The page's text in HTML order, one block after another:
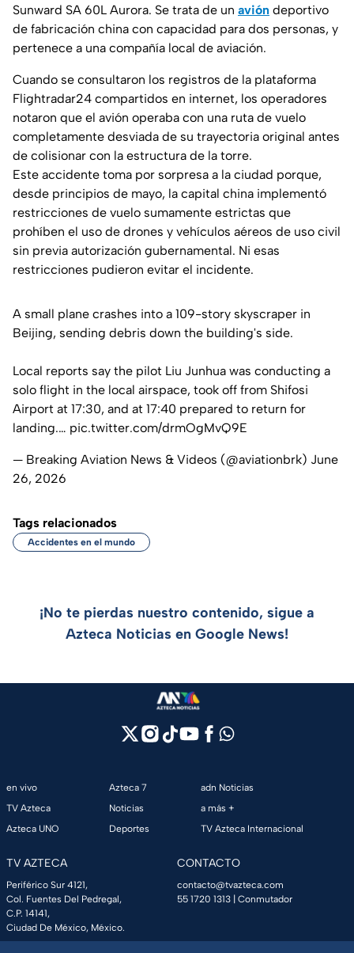
Sunward SA 60L Aurora. Se trata de un avión deportivo
de fabricación china con capacidad para dos personas, y
pertenece a una compañía local de aviación.
Cuando se consultaron los registros de la plataforma
Flightradar24 compartidos en internet, los operadores
notaron que el avión operaba con una ruta de vuelo
completamente desviada de su trayectoria original antes
de colisionar con la estructura de la torre.
Este accidente toma por sorpresa a la ciudad porque,
desde principios de mayo, la capital china implementó
restricciones de vuelo sumamente estrictas que
prohíben el uso de drones y vehículos aéreos de uso civil
sin previa autorización gubernamental. Ni esas
restricciones pudieron evitar el incidente.
A small plane crashes into a 109-story skyscraper in
Beijing, sending debris down the building's side.
Local reports say the pilot Liu Junhua was conducting a
solo flight in the local airspace, took off from Shifosi
Airport at 17:30, and at 17:40 prepared to return for
landing.… pic.twitter.com/drmOgMvQ9E
— Breaking Aviation News & Videos (@aviationbrk) June
26, 2026
Tags relacionados
Accidentes en el mundo
¡No te pierdas nuestro contenido, sigue a
Azteca Noticias en Google News!
en vivo
TV Azteca
Azteca UNO
Azteca 7
Noticias
Deportes
adn Noticias
a más +
TV Azteca Internacional
TV AZTECA
Periférico Sur 4121,
Col. Fuentes Del Pedregal,
C.P. 14141,
Ciudad De México, México.
CONTACTO
contacto@tvazteca.com
55 1720 1313 | Conmutador